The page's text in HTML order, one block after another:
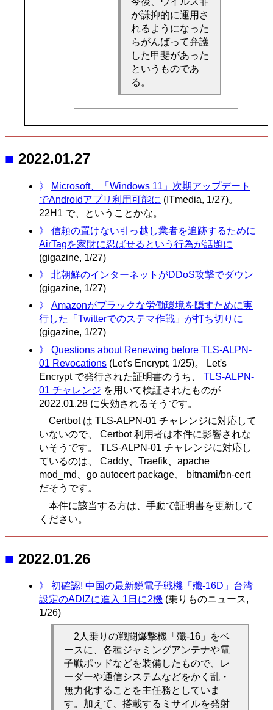
が謙抑的に運用さ
れるようになった
らがんばって弁護
した甲斐があった
というものであ
る。
■ 2022.01.27
》
Microsoft、「Windows 11」次期アップデート
でAndroidアプリ利用可能に (ITmedia, 1/27)。
22H1 で、ということかな。
》
信頼の置けない引っ越し業者を追跡するために
AirTagを家財に忍ばせるという行為が話題に
(gigazine, 1/27)
》
北朝鮮のインターネットがDDoS攻撃でダウン
(gigazine, 1/27)
》
Amazonがブラックな労働環境を隠すために実
行した「Twitterでのステマ作戦」が打ち切りに
(gigazine, 1/27)
》
Questions about Renewing before TLS-ALPN-
01 Revocations (Let's Encrypt, 1/25)。 Let's
Encrypt で発行された証明書のうち、 TLS-ALPN-
01 チャレンジ を用いて検証されたものが
2022.01.28 に失効されるそうです。
Certbot は TLS-ALPN-01 チャレンジに対応して
いないので、 Certbot 利用者は本件に影響されな
いそうです。 TLS-ALPN-01 チャレンジに対応し
ているのは、 Caddy、Traefik、apache
mod_md、go autocert package、 bitnami/bn-cert
だそうです。
本件に該当する方は、手動で証明書を更新して
ください。
■ 2022.01.26
》
初確認! 中国の最新鋭電子戦機「殲-16D」台湾
設定のADIZに進入 1日に2機 (乗りものニュース,
1/26)
2人乗りの戦闘爆撃機「殲-16」をベ
ースに、各種ジャミングアンテナや電
子戦ポッドなどを装備したもので、レ
ーダーや通信システムなどをかく乱・
無力化することを主任務としていま
す。加えて、搭載するミサイルを発射